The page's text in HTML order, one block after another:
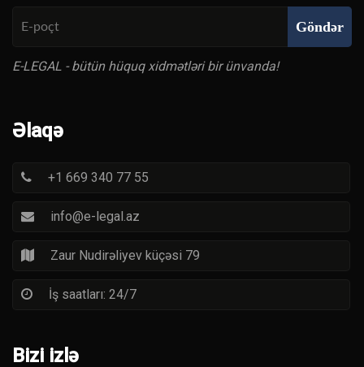
Göndər
E-LEGAL - bütün hüquq xidmətləri bir ünvanda!
Əlaqə
+1 669 340 77 55
info@e-legal.az
Zaur Nudirəliyev küçəsi 79
İş saatları: 24/7
Bizi izlə